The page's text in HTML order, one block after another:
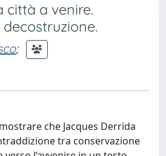
città a venire.
;
che Jacques Derrida
tra conservazione